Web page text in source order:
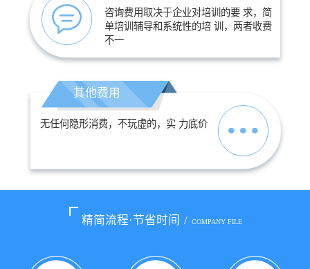
咨询费用取决于企业对培训的要 求，简
单培训辅导和系统性的培 训，两者收费
不一
其他费用
无任何隐形消费，不玩虚的，实 力底价
精简流程·节省时间 / COMPANY FILE